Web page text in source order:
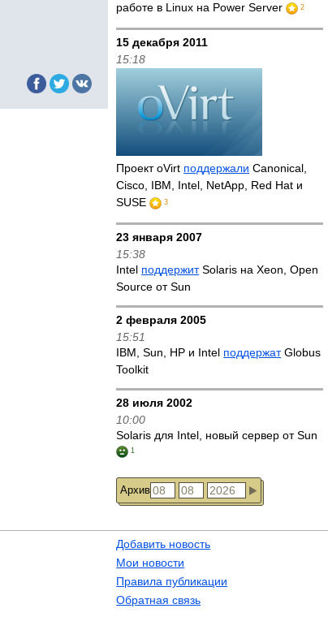
работе в Linux на Power Server
2
15 декабря 2011
15:18
Проект oVirt поддержали Canonical,
Cisco, IBM, Intel, NetApp, Red Hat и
SUSE
3
23 января 2007
15:38
Intel поддержитSolaris на Xeon, Open
Source от Sun
2 февраля 2005
15:51
IBM, Sun, HP и Intel поддержатGlobus
Toolkit
28 июля 2002
10:00
Solaris для Intel, новый сервер от Sun
1
Архив
Добавить новость
Мои новости
Правила публикации
Обратная связь